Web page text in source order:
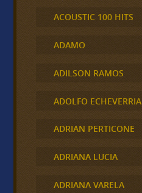
ACOUSTIC 100 HITS
ADAMO
ADILSON RAMOS
ADOLFO ECHEVERRIA
ADRIAN PERTICONE
ADRIANA LUCIA
ADRIANA VARELA